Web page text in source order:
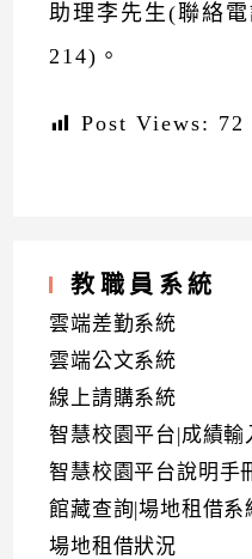
助理李先生(聯絡
214)。
Post Views: 72
教職員系統
雲端差勤系統
雲端公文系統
線上請購系統
智慧校園平台|成績輸
智慧校園平台說明手
館藏查詢|場地租借系
場地租借狀況